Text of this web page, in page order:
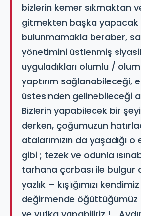
bizlerin kemer sıkmaktan
gitmekten başka yapacak
bulunmamakla beraber,
yönetimini üstlenmiş
uyguladıkları olumlu /
yaptırım sağlanabileceği,
üstesinden gelinebileceği
Bizlerin yapabilecek bir
derken, çoğumuzun
atalarımızın da yaşadığı
gibi ; tezek ve odunla
tarhana çorbası ile bulgur
yazlık – kışlığımızı
değirmende öğüttüğümüz